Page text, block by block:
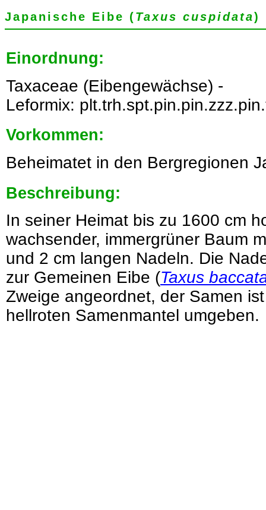
Japanische Eibe (Taxus cuspidata)
Einordnung:
Taxaceae (Eibengewächse) -
Leformix:
Vorkommen:
Beheimatet in den Bergregionen
Beschreibung:
In seiner Heimat bis zu 1600 cm
wachsender, immergrüner Baum
und 2 cm langen Nadeln. Die
zur Gemeinen Eibe (Taxus
Zweige angeordnet, der Samen
hellroten Samenmantel umgeben.